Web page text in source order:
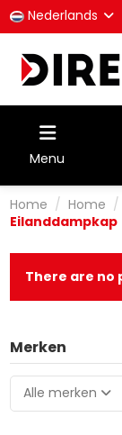
Nederlands
Menu
Home Home
Eilanddampkap
There are no
Merken
Alle merken